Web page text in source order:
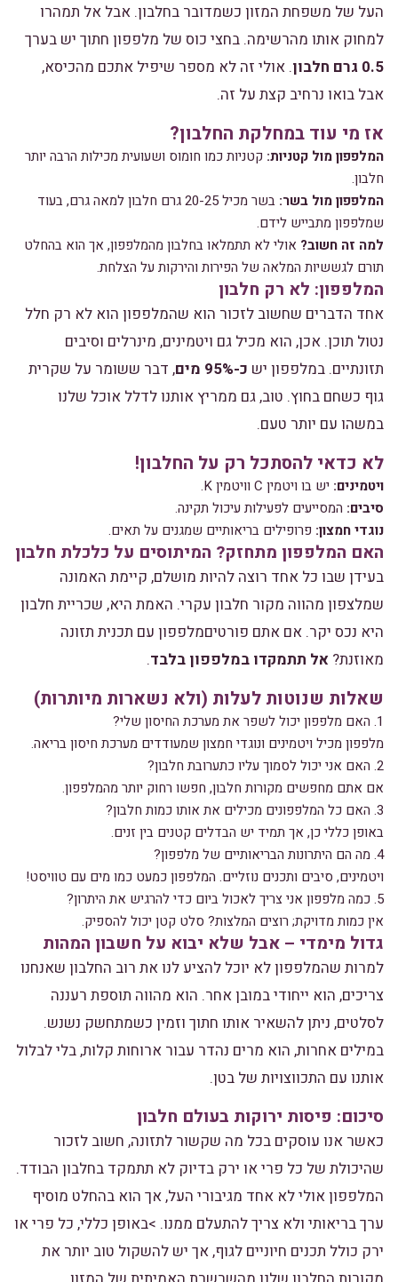
העל של משפחת המזון כשמדובר בחלבון. אבל אל תמהרו
למחוק אותו מהרשימה. בחצי כוס של מלפפון חתוך יש בערך
0.5 גרם חלבון
. אולי זה לא מספר שיפיל אתכם מהכיסא,
אבל בואו נרחיב קצת על זה.
אז מי עוד במחלקת החלבון?
המלפפון מול קטניות: קטניות כמו חומוס ושעועית מכילות הרבה יותר
חלבון.
המלפפון מול בשר:
בשר מכיל 20-25 גרם חלבון למאה גרם, בעוד
שמלפפון מתבייש לידם.
למה זה חשוב? אולי לא תתמלאו בחלבון מהמלפפון, אך הוא בהחלט
תורם לגששיות המלאה של הפירות והירקות על הצלחת.
המלפפון: לא רק חלבון
אחד הדברים שחשוב לזכור הוא שהמלפפון הוא לא רק חלל
נטול תוכן. אכן, הוא מכיל גם ויטמינים, מינרלים וסיבים
תזונתיים. במלפפון יש כ-95% מים
, דבר ששומר על שקרית
גוף כשחם בחוץ. טוב, גם ממריץ אותנו לדלל אוכל שלנו
במשהו עם יותר טעם.
לא כדאי להסתכל רק על החלבון!
ויטמינים: יש בו ויטמין C וויטמין K.
סיבים: המסייעים לפעילות עיכול תקינה.
נוגדי חמצון: פרופילים בריאותיים שמגנים על תאים.
האם המלפפון מתחזק? המיתוסים על כלכלת חלבון
בעידן שבו כל אחד רוצה להיות מושלם, קיימת האמונה
שמלצפון מהווה מקור חלבון עקרי. האמת היא, שכריית חלבון
היא נכס יקר. אם אתם פורטיםמלפפון עם תכנית תזונה
מאוזנת? אל תתמקדו במלפפון בלבד.
שאלות שנוטות לעלות (ולא נשארות מיותרות)
1. האם מלפפון יכול לשפר את מערכת החיסון שלי?
מלפפון מכיל ויטמינים ונוגדי חמצון שמעודדים מערכת חיסון בריאה.
2. האם אני יכול לסמוך עליו כתערובת חלבון?
אם אתם מחפשים מקורות חלבון, חפשו רחוק יותר מהמלפפון.
3. האם כל המלפפונים מכילים את אותו כמות חלבון?
באופן כללי כן, אך תמיד יש הבדלים קטנים בין זנים.
4. מה הם היתרונות הבריאותיים של מלפפון?
ויטמינים, סיבים ותכנים נוזליים. המלפפון כמעט כמו מים עם טוויסט!
5. כמה מלפפון אני צריך לאכול ביום כדי להרגיש את היתרון?
אין כמות מדויקת; רוצים המלצות? סלט קטן יכול להספיק.
גדול מימדי – אבל שלא יבוא על חשבון המהות
למרות שהמלפפון לא יוכל להציע לנו את רוב החלבון שאנחנו
צריכים, הוא ייחודי במובן אחר. הוא מהווה תוספת רעננה
לסלטים, ניתן להשאיר אותו חתוך וזמין כשמתחשק נשנש.
במילים אחרות, הוא מרים נהדר עבור ארוחות קלות, בלי לבלול
אותנו עם התכווצויות של בטן.
סיכום: פיסות ירוקות בעולם חלבון
כאשר אנו עוסקים בכל מה שקשור לתזונה, חשוב לזכור
שהיכולת של כל פרי או ירק בדיוק לא תתמקד בחלבון הבודד.
המלפפון אולי לא אחד מגיבורי העל, אך הוא בהחלט מוסיף
ערך בריאותי ולא צריך להתעלם ממנו. >באופן כללי, כל פרי או
ירק כולל תכנים חיוניים לגוף, אך יש להשקול טוב יותר את